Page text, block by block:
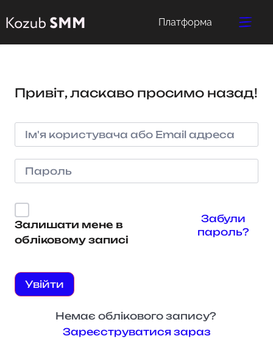
Платформа
Привіт, ласкаво просимо назад!
Залишати мене в
обліковому записі
Забули
пароль?
Увійти
Немає облікового запису?
Зареєструватися зараз